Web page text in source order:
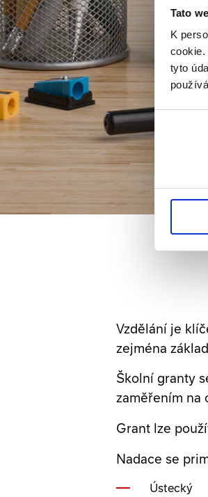
Tato
K
tyto
Výběr
souhlasu
Vzdělání je
zejména
Školní granty
zaměřením na
Grant lze
Nadace se
Ústecký